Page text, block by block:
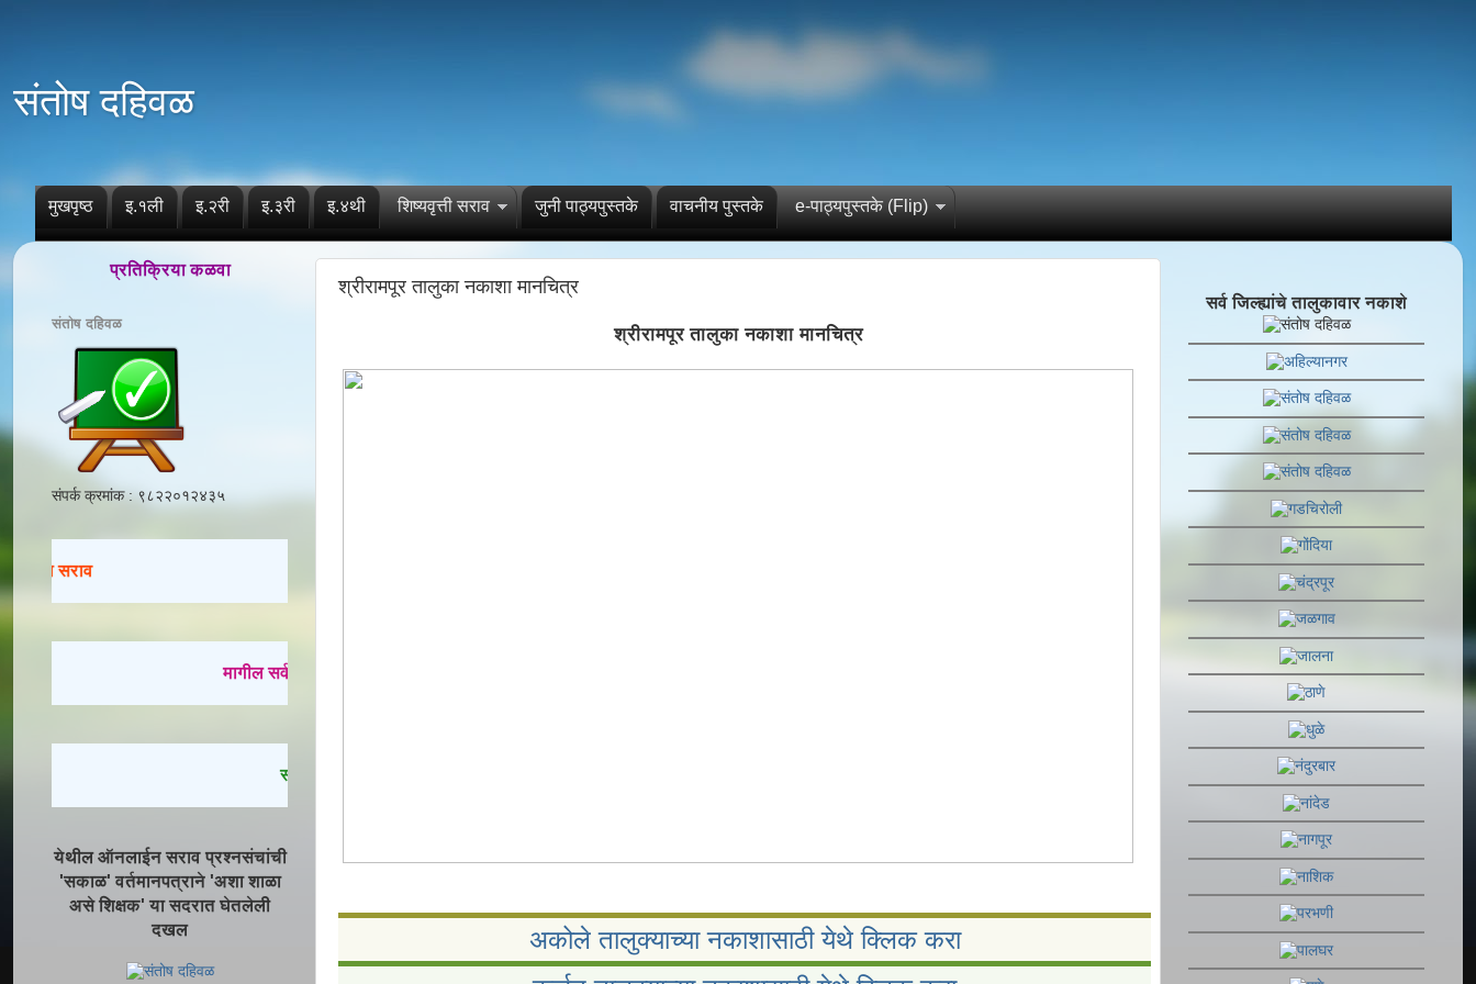
संतोष दहिवळ
मुखपृष्ठ इ.१ली इ.२री इ.३री इ.४थी शिष्यवृत्ती सराव जुनी पाठ्यपुस्तके वाचनीय पुस्तके e-पाठ्यपुस्तके (Flip)
श्रीरामपूर तालुका नकाशा मानचित्र
श्रीरामपूर तालुका नकाशा मानचित्र
अकोले तालुक्याच्या नकाशासाठी येथे क्लिक करा
प्रतिक्रिया कळवा
संतोष दहिवळ
संपर्क क्रमांक : ९८२२०१२४३५
सराव
मागील सर्व प्रश्नसंच सोडवण्यासाठी येथे क्लिक करा.
स्पष्टीकरणासह सोडवलेले प्रश्न पाहण्यासाठी येथे क्लिक करा.
येथील ऑनलाईन सराव प्रश्नसंचांची
'सकाळ' वर्तमानपत्राने 'अशा शाळा
असे शिक्षक' या सदरात घेतलेली
दखल
सर्व जिल्ह्यांचे तालुकावार नकाशे